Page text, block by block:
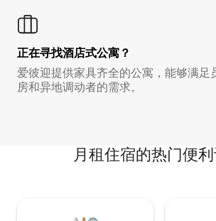
正在寻找酒店式公寓？
爱彼迎提供家具齐全的公寓，能够满足
房和异地调动者的需求。
月租住宿的热门便